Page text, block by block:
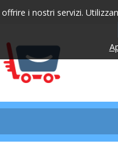
i nostri servizi.